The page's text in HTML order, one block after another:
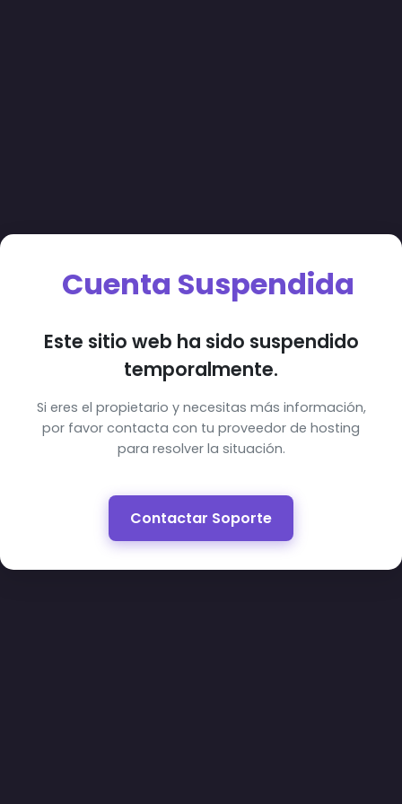
Cuenta Suspendida
Este sitio web ha sido suspendido
temporalmente.
Si eres el propietario y necesitas más información,
por favor contacta con tu proveedor de hosting
para resolver la situación.
Contactar Soporte